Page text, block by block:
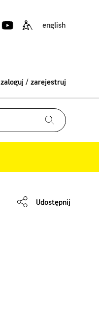
english
zaloguj / zarejestruj
Udostępnij